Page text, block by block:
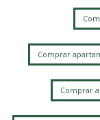
Comprar
Comprar